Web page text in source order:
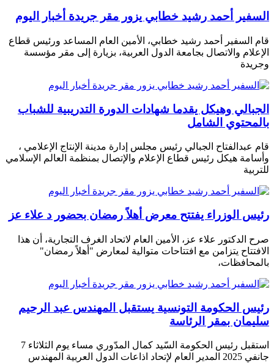
السفير أحمد رشيد خطابي يزور مقر جريدة أخبار اليوم
قام السفير أحمد رشيد خطابي، الأمين العام المساعد ورئيس قطاع
الإعلام والاتصال بجامعة الدول العربية، بزيارة إلى مقر مؤسسة
وجريدة
الجبالي وهيكل يقدما شهادات الدورة التدريبية للشباب
بالمحتوي الشامل
قام عبدالفتاح الجبالي رئيس مجلس إدارة مدينة الإنتاج الإعلامي ،
وأسامة هيكل رئيس قطاع الإعلام والإتصال بمنظمة العالم الإسلامي
للتربية
رئيس الوزراء يفتتح معرض أهلاً رمضان بحضور د علاء عز
صرح الدكتور علاء عز، الأمين العام لاتحاد الغرف التجارية، أن هذا
الافتتاح يتزامن مع افتتاحات متوالية لمعارض "أهلاً رمضان"
بالمحافظات،
رئيس الحكومة التونسية يستقبل المهندس عبد الرحيم
سليمان بمقر الرئاسة
استقبل رئيس الحكومة السّيد كمال المدّوري مساء يوم الثلاثاء 7
جانفي 2025 المدير العام لإتحاد اذاعات الدول العربية المهندس